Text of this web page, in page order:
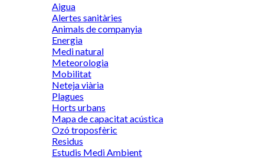
Aigua
Alertes sanitàries
Animals de companyia
Energia
Medi natural
Meteorologia
Mobilitat
Neteja viària
Plagues
Horts urbans
Mapa de capacitat acústica
Ozó troposfèric
Residus
Estudis Medi Ambient